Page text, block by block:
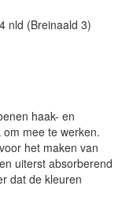
nld (Breinaald 3)
haak- en
mee te werken.
het maken van
uiterst absorberend
dat de kleuren